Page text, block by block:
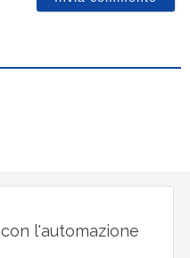
l'automazione